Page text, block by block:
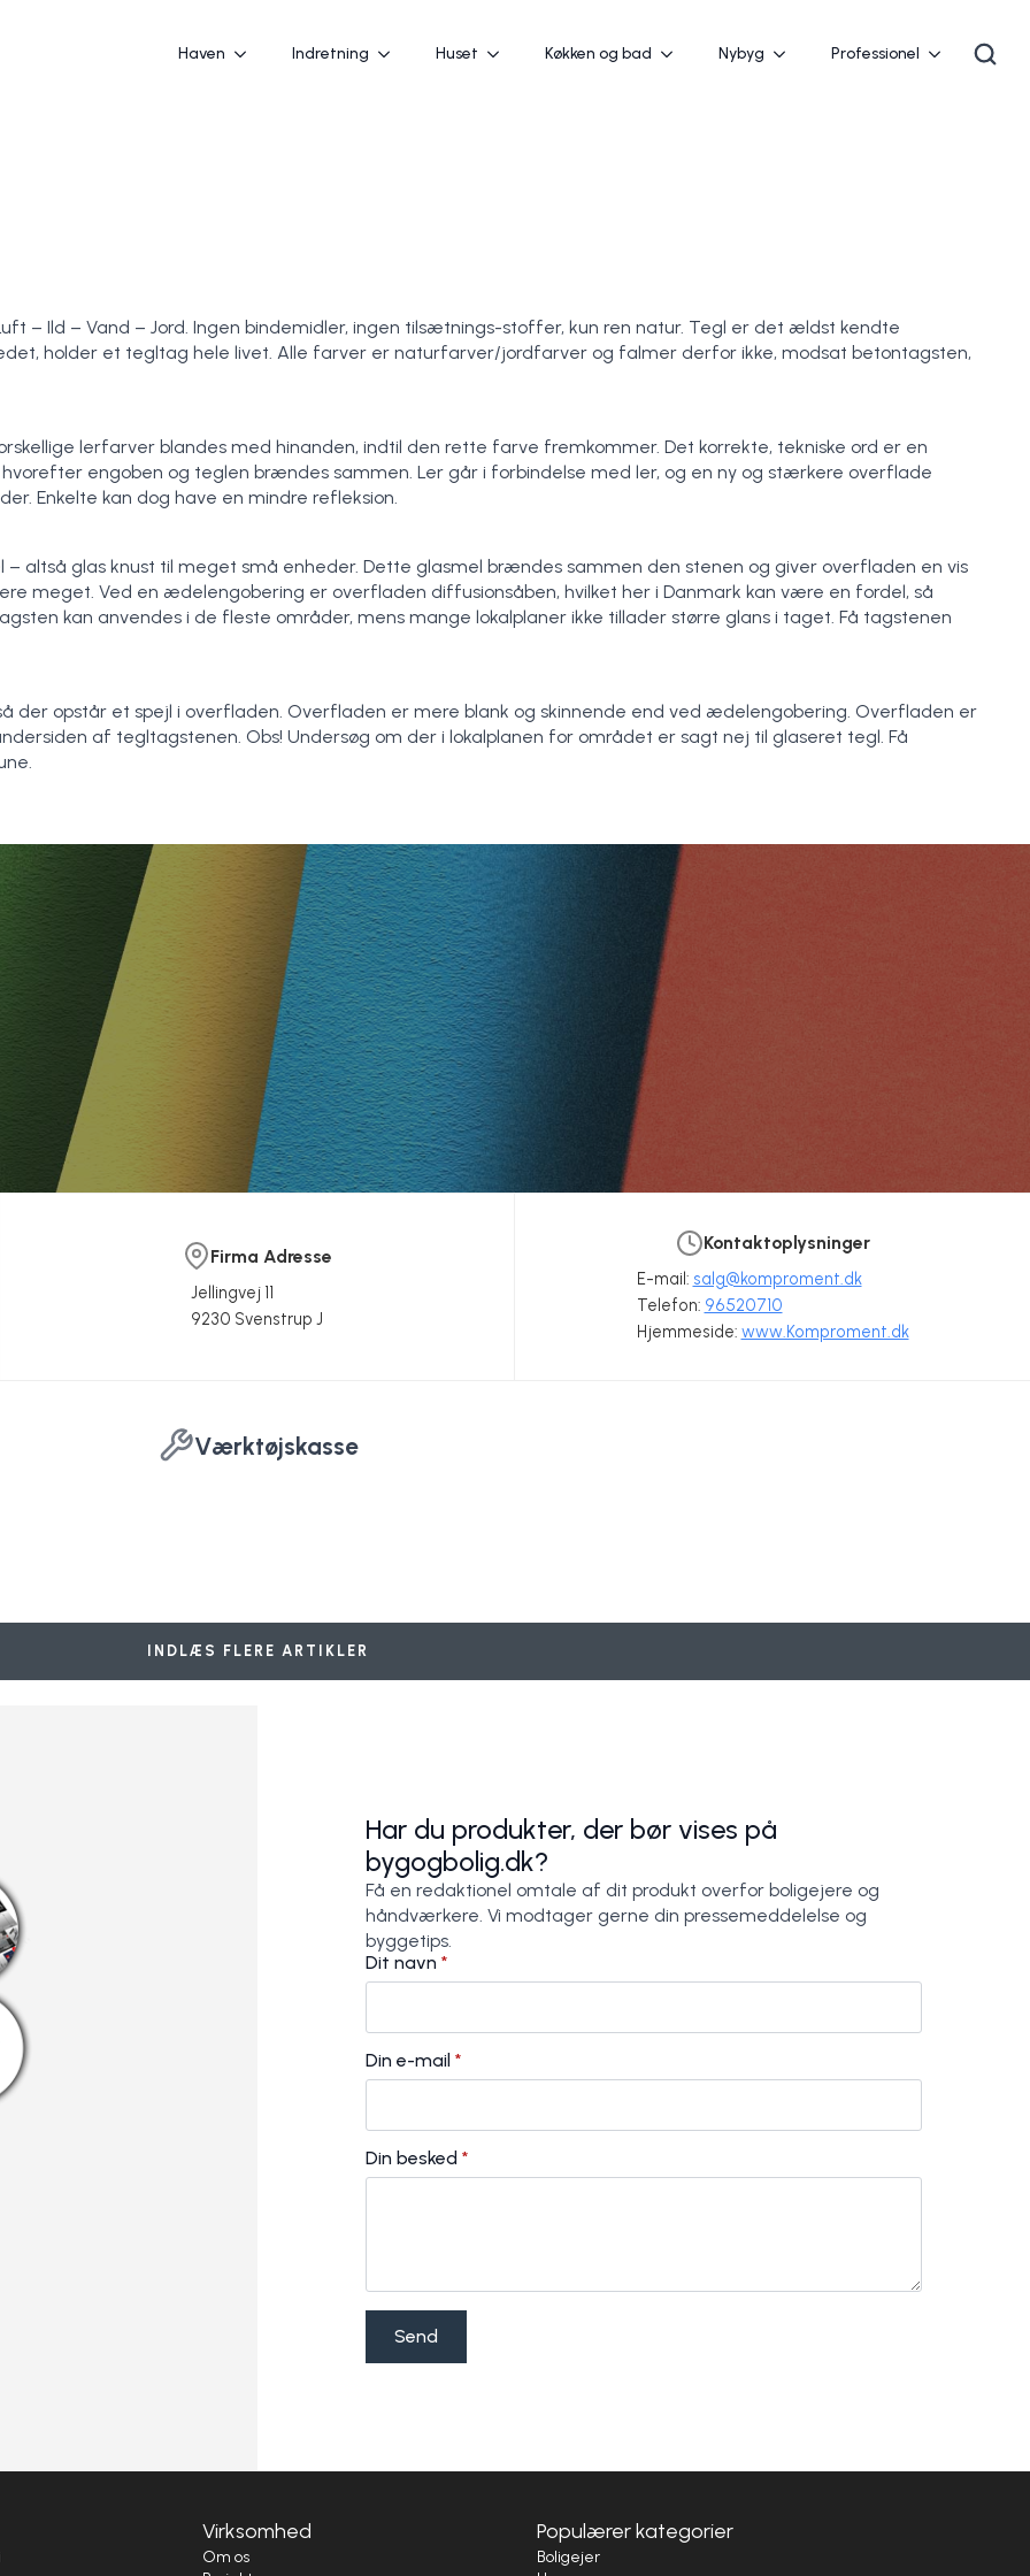
Haven Indretning Huset Køkken og bad Nybyg Professionel
– Ild – Vand – Jord. Ingen bindemidler, ingen tilsætnings-stoffer, kun ren natur. Tegl er det ældst kendte
holder et tegltag hele livet. Alle farver er naturfarver/jordfarver og falmer derfor ikke, modsat betontagsten,
lerfarver blandes med hinanden, indtil den rette farve fremkommer. Det korrekte, tekniske ord er en
engoben og teglen brændes sammen. Ler går i forbindelse med ler, og en ny og stærkere overflade
Enkelte kan dog have en mindre refleksion.
altså glas knust til meget små enheder. Dette glasmel brændes sammen den stenen og giver overfladen en vis
meget. Ved en ædelengobering er overfladen diffusionsåben, hvilket her i Danmark kan være en fordel, så
kan anvendes i de fleste områder, mens mange lokalplaner ikke tillader større glans i taget. Få tagstenen
der opstår et spejl i overfladen. Overfladen er mere blank og skinnende end ved ædelengobering. Overfladen er
af tegltagstenen. Obs! Undersøg om der i lokalplanen for området er sagt nej til glaseret tegl. Få
Firma Adresse
Jellingvej 11
9230 Svenstrup J
Kontaktoplysninger
E-mail: salg@komproment.dk
Telefon: 96520710
Hjemmeside: www.Komproment.dk
Værktøjskasse
INDLÆS FLERE ARTIKLER
Har du produkter, der bør vises på
bygogbolig.dk?
Få en redaktionel omtale af dit produkt overfor boligejere og
håndværkere. Vi modtager gerne din pressemeddelelse og
byggetips.
Dit navn *
Din e-mail *
Din besked *
Send
Virksomhed
Om os
Populærer kategorier
Boligejer